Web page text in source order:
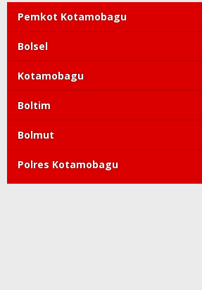
Pemkot Kotamobagu
Bolsel
Kotamobagu
Boltim
Bolmut
Polres Kotamobagu